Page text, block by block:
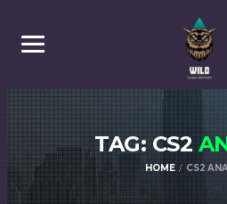
TAG: CS2
HOME CS2